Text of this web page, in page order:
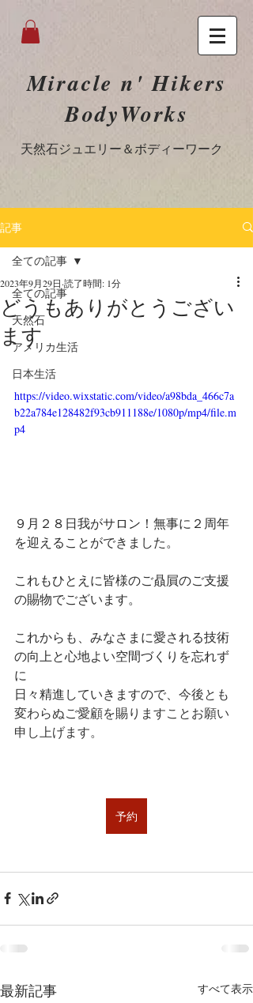
Miracle n' Hikers
BodyWorks
​天然石ジュエリー＆ボディーワーク
記事
全ての記事
天然石
アメリカ生活
日本生活
全ての記事
どうもありがとうござい
ます
2023年9月29日 読了時間: 1分
https://video.wixstatic.com/video/a98bda_466c7a
b22a784e128482f93cb911188e/1080p/mp4/file.m
p4
９月２８日我がサロン！無事に２周年
を迎えることができました。
これもひとえに皆様のご贔屓のご支援
の賜物でございます。
これからも、みなさまに愛される技術
の向上と心地よい空間づくりを忘れず
に
日々精進していきますので、 今後とも
変わらぬご愛顧を賜りますことお願い
申し上げます。
予約
最新記事 すべて表示